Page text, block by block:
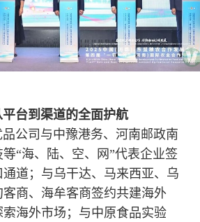
台到渠道的全面护航
公司与中豫港务、河南邮政南
“海、陆、空、网”代表企业签
道；与乌干达、马来西亚、乌
商、海牟客商签约共建海外
海外市场；与中原食品实验